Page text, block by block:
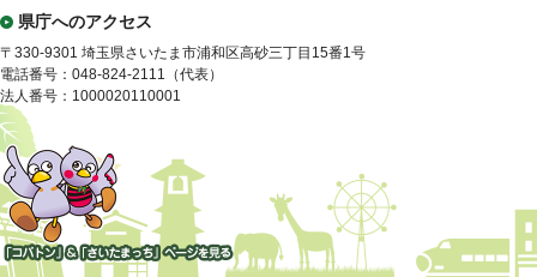
県庁へのアクセス
〒330-9301 埼玉県さいたま市浦和区高砂三丁目15番1号
電話番号：048-824-2111（代表）
法人番号：1000020110001
「コバトン」&「さいたまっ